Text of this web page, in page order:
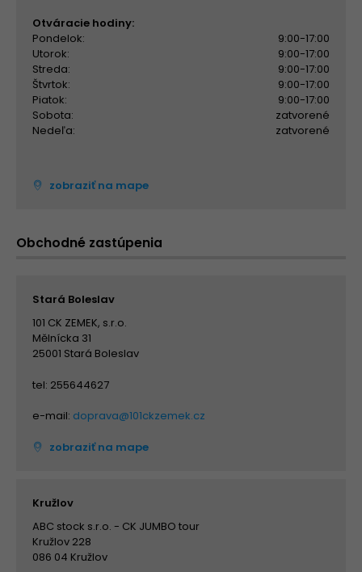
Otváracie hodiny:
Pondelok:
9:00-17:00
Utorok:
9:00-17:00
Streda:
9:00-17:00
Štvrtok:
9:00-17:00
Piatok:
9:00-17:00
Sobota:
zatvorené
Nedeľa:
zatvorené
zobraziť na mape
Obchodné zastúpenia
Stará Boleslav
101 CK ZEMEK, s.r.o.
Mělnícka 31
25001 Stará Boleslav
tel: 255644627
e-mail: doprava@101ckzemek.cz
zobraziť na mape
Kružlov
ABC stock s.r.o. - CK JUMBO tour
Kružlov 228
086 04 Kružlov